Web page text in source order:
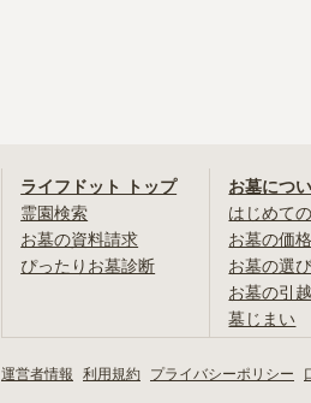
ライフドット トップ
霊園検索
お墓の資料請求
ぴったりお墓診断
お墓につ
はじめて
お墓の価格
お墓の選
お墓の引
墓じまい
運営者情報 利用規約 プライバシーポリシー